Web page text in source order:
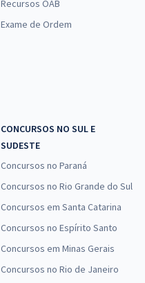
Recursos OAB
Exame de Ordem
CONCURSOS NO SUL E
SUDESTE
Concursos no Paraná
Concursos no Rio Grande do Sul
Concursos em Santa Catarina
Concursos no Espírito Santo
Concursos em Minas Gerais
Concursos no Rio de Janeiro